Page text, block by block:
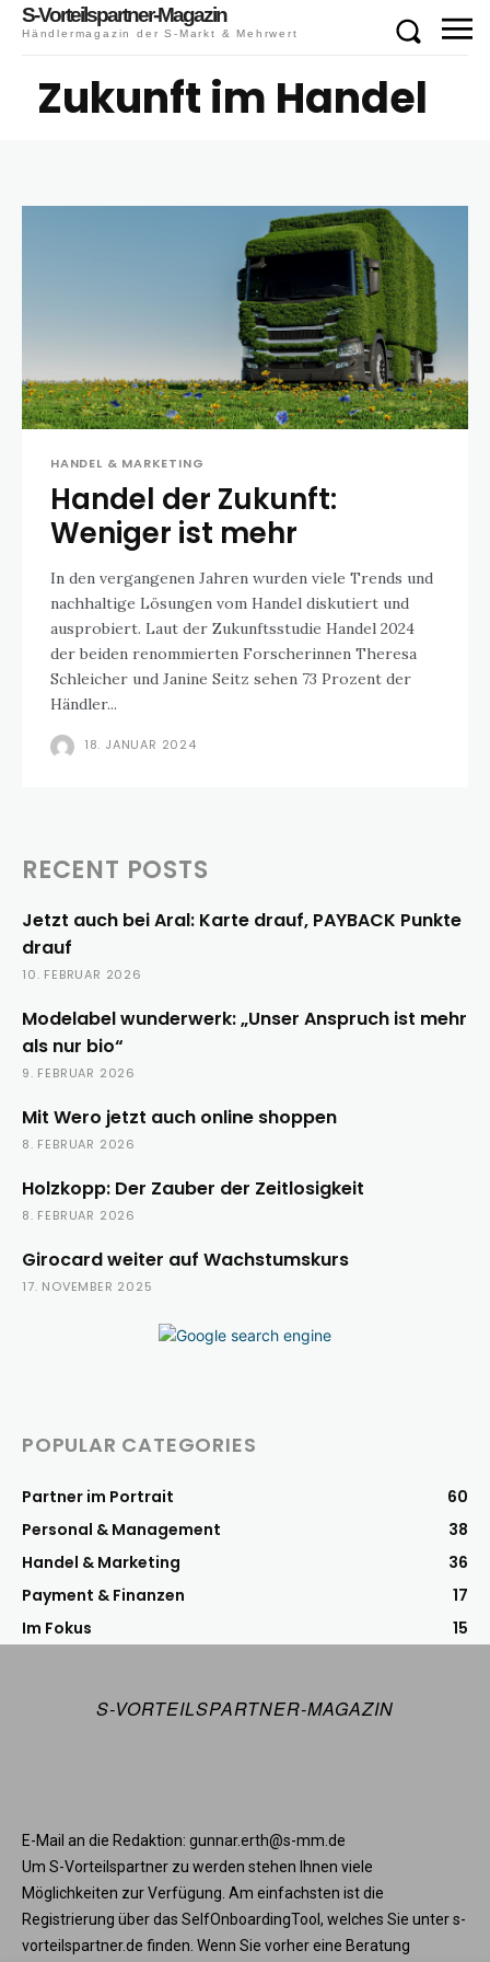
S-Vorteilspartner-Magazin
Händlermagazin der S-Markt & Mehrwert
Zukunft im Handel
HANDEL & MARKETING
Handel der Zukunft:
Weniger ist mehr
In den vergangenen Jahren wurden viele Trends und
nachhaltige Lösungen vom Handel diskutiert und
ausprobiert. Laut der Zukunftsstudie Handel 2024
der beiden renommierten Forscherinnen Theresa
Schleicher und Janine Seitz sehen 73 Prozent der
Händler...
18. JANUAR 2024
RECENT POSTS
Jetzt auch bei Aral: Karte drauf, PAYBACK Punkte
drauf
10. FEBRUAR 2026
Modelabel wunderwerk: „Unser Anspruch ist mehr
als nur bio“
9. FEBRUAR 2026
Mit Wero jetzt auch online shoppen
8. FEBRUAR 2026
Holzkopp: Der Zauber der Zeitlosigkeit
8. FEBRUAR 2026
Girocard weiter auf Wachstumskurs
17. NOVEMBER 2025
POPULAR CATEGORIES
Partner im Portrait
60
Personal & Management
38
Handel & Marketing
36
Payment & Finanzen
17
Im Fokus
15
S-VORTEILSPARTNER-MAGAZIN
E-Mail an die Redaktion: gunnar.erth@s-mm.de
Um S-Vorteilspartner zu werden stehen Ihnen viele
Möglichkeiten zur Verfügung. Am einfachsten ist die
Registrierung über das SelfOnboardingTool, welches Sie unter s-
vorteilspartner.de finden. Wenn Sie vorher eine Beratung